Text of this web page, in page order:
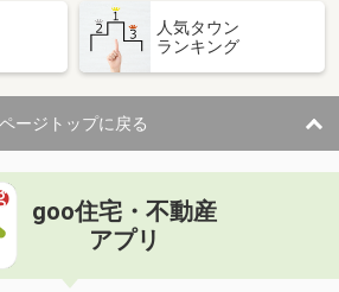
2,000万円
商業地域
人気タウン
ランキング
ページトップに戻る
goo住宅・不動産
アプリ